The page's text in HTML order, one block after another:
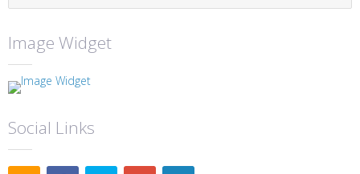
Image Widget
Social Links